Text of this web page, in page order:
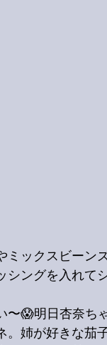
ミックスビーン
シングを入れて
😱明日杏奈ち
姉が好きな茄